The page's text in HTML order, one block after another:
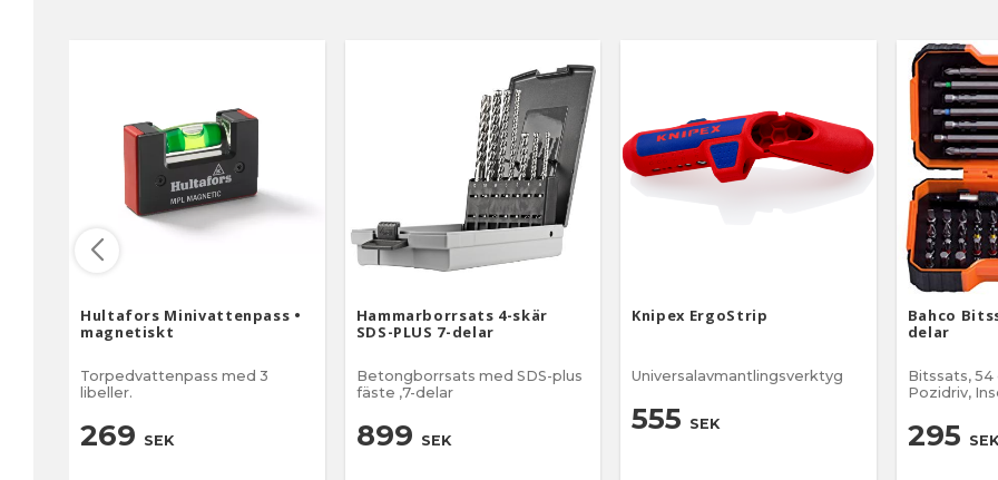
upphängningshål
Hultafors Minivattenpass •
magnetiskt
Torpedvattenpass med 3
libeller.
269 SEK
Hammarborrsats 4-skär
SDS-PLUS 7-delar
Betongborrsats med SDS-plus
fäste ,7-delar
899 SEK
Knipex ErgoStrip
Universalavmantlingsverktyg
555 SEK
Bahco
delar
Bitssats, 54
Pozidriv,
295 SEK